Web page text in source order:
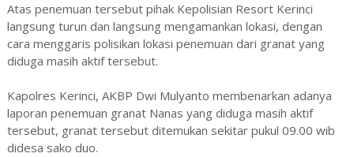
Atas penemuan tersebut pihak Kepolisian Resort Kerinci
langsung turun dan langsung mengamankan lokasi, dengan
cara menggaris polisikan lokasi penemuan dari granat yang
diduga masih aktif tersebut.
Kapolres Kerinci, AKBP Dwi Mulyanto membenarkan adanya
laporan penemuan granat Nanas yang diduga masih aktif
tersebut, granat tersebut ditemukan sekitar pukul 09.00 wib
didesa sako duo.